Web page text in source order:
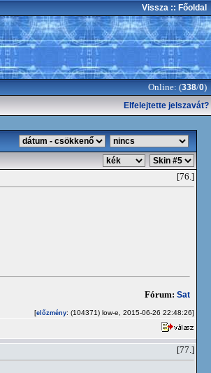
Vissza :: Főoldal
Online: (338/0)
Elfelejtette jelszavát?
[76.]
Fórum: Sat
[előzmény: (104371) low-e, 2015-06-26 22:48:26]
[77.]